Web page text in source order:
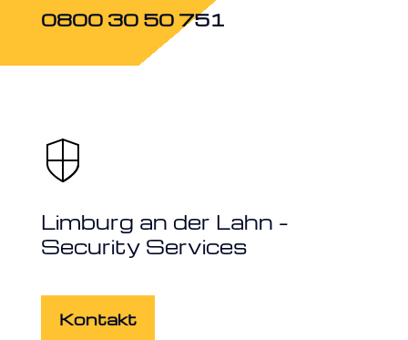
0800 30 50 751
Limburg an der Lahn –
Security Services
Kontakt